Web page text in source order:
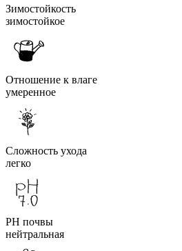
Зимостойкость
зимостойкое
Отношение к влаге
умеренное
Сложность ухода
легко
PH почвы
нейтральная